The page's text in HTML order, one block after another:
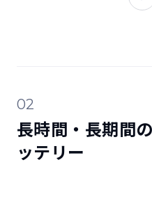
02
長時間・長期間
ッテリー